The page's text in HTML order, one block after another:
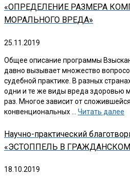
«ОПРЕДЕЛЕНИЕ РАЗМЕРА
МОРАЛЬНОГО ВРЕДА»
25.11.2019
Общее описание программы
давно вызывает множество
судебной практике. В разных
одни и те же виды вреда здоровью
раз. Многое зависит от
конвенциональных … Читать далее
Научно-практический
«ЭСТОППЕЛЬ В ГРАЖДАНСКОМ
18.10.2019